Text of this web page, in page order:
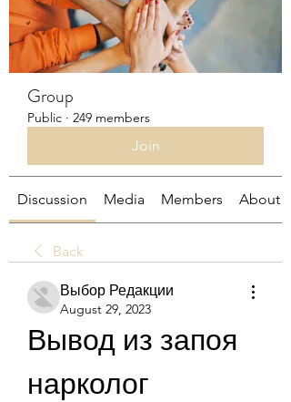
Group
Public · 249 members
Join
Discussion Media Members About
Back
Выбор Редакции
August 29, 2023
Вывод из запоя
нарколог